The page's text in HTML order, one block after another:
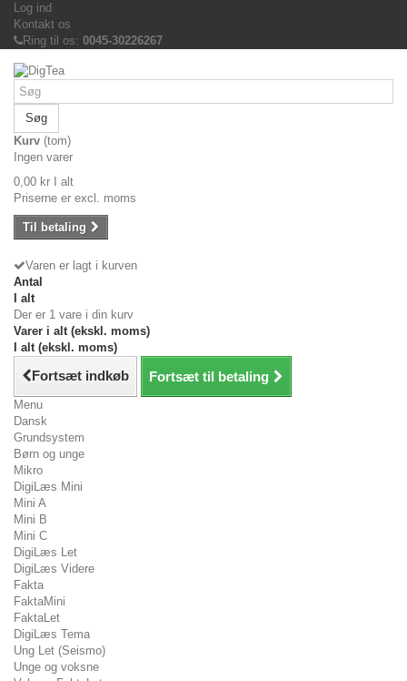
Log ind
Kontakt os
Ring til os: 0045-30226267
Søg
Kurv (tom)
Ingen varer
0,00 kr
I alt
Priserne er excl. moms
Til betaling
Varen er lagt i kurven
Antal
I alt
Der er 1 vare i din kurv
Varer i alt (ekskl. moms)
I alt (ekskl. moms)
Fortsæt indkøb Fortsæt til betaling
Menu
Dansk
Grundsystem
Børn og unge
Mikro
DigiLæs Mini
Mini A
Mini B
Mini C
DigiLæs Let
DigiLæs Videre
Fakta
FaktaMini
FaktaLet
DigiLæs Tema
Ung Let (Seismo)
Unge og voksne